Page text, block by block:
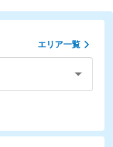
エリア一覧